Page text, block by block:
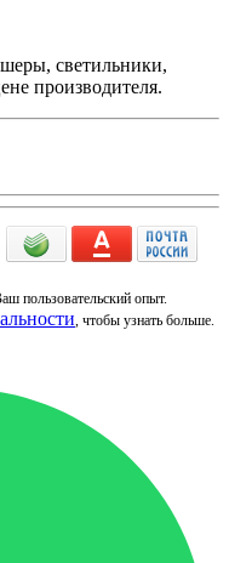
светильники,
производителя.
пользовательский опыт.
, чтобы узнать больше.